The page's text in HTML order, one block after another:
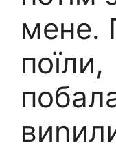
мене.
поїли,